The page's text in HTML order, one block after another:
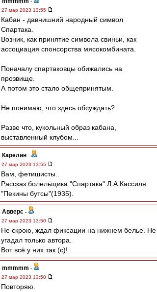
-
27 мар 2023 13:55
Кабан - давнишний народный символ
Спартака.
Возник, как принятие символа свиньи, как
ассоциация спонсорства мясокомбината.
Поначалу спартаковцы обижались на
прозвище.
А потом это стало общепринятым.
Не понимаю, что здесь обсуждать?
Разве что, кукольный образ кабана,
выставленный клубом...
Карелин -
27 мар 2023 13:55
Вам, фетишисты..
Рассказ болельщика "Спартака" Л.А.Кассиля
"Пекины бутсы"(1935).
Авверс -
27 мар 2023 13:50
Не скрою, ждал фиксации на нижнем белье. Не
угадал только автора.
Вот всё у них так (с)!
mmmmm -
27 мар 2023 13:50
Повторяю.